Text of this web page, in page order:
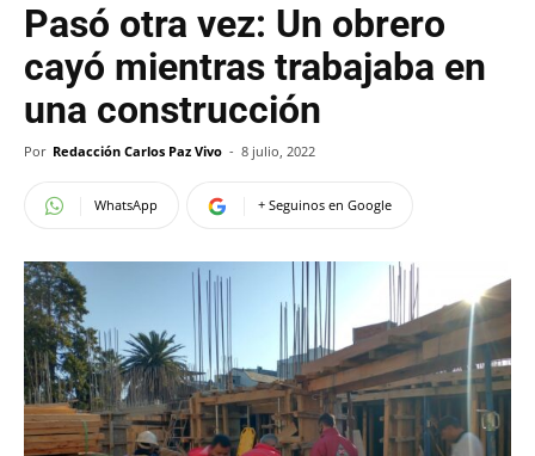
Pasó otra vez: Un obrero
cayó mientras trabajaba en
una construcción
Por Redacción Carlos Paz Vivo - 8 julio, 2022
WhatsApp + Seguinos en Google